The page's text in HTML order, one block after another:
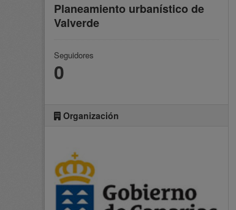
Planeamiento urbanístico de
Valverde
Seguidores
0
Organización